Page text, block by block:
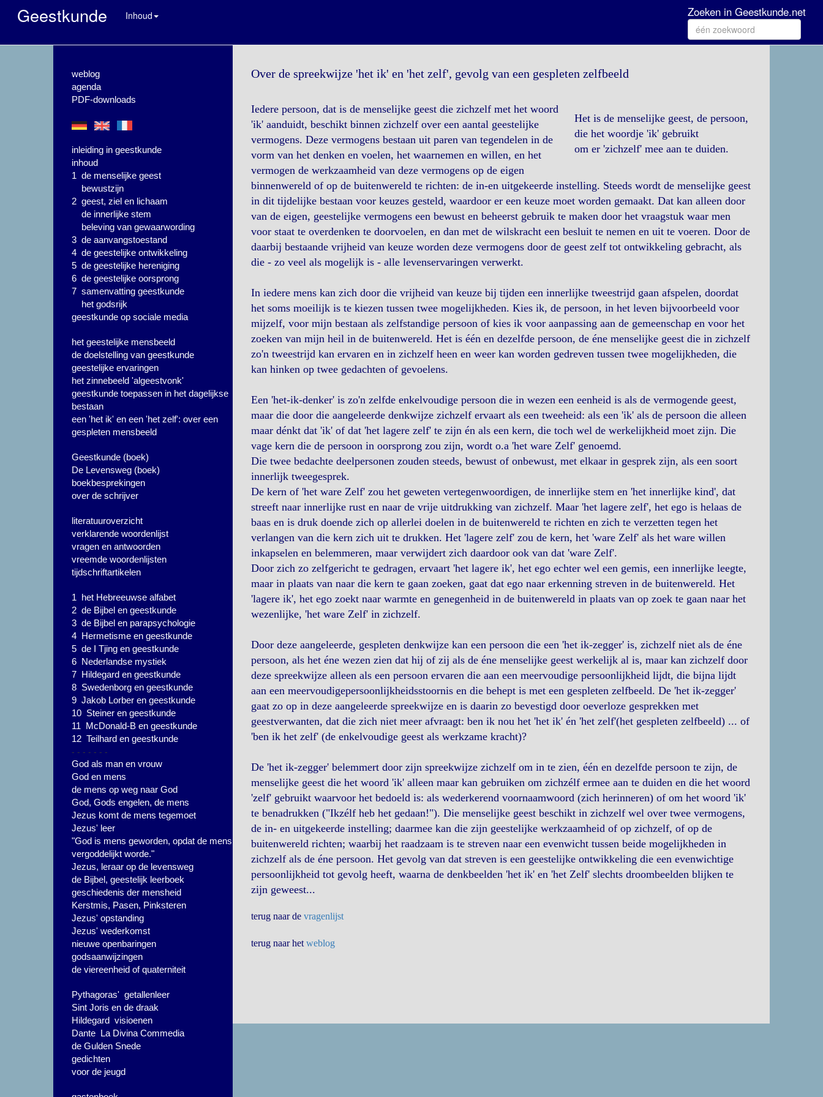
Geestkunde Inhoud Zoeken in Geestkunde.net
weblog
agenda
PDF-downloads
inleiding in geestkunde
inhoud
1 de menselijke geest
bewustzijn
2 geest, ziel en lichaam
de innerlijke stem
beleving van gewaarwording
3 de aanvangstoestand
4 de geestelijke ontwikkeling
5 de geestelijke hereniging
6 de geestelijke oorsprong
7 samenvatting geestkunde
het godsrijk
geestkunde op sociale media
het geestelijke mensbeeld
de doelstelling van geestkunde
geestelijke ervaringen
het zinnebeeld 'algeestvonk'
geestkunde toepassen in het dagelijkse
bestaan
een 'het ik' en een 'het zelf': over een
gespleten mensbeeld
Geestkunde (boek)
De Levensweg (boek)
boekbesprekingen
over de schrijver
literatuuroverzicht
verklarende woordenlijst
vragen en antwoorden
vreemde woordenlijsten
tijdschriftartikelen
1 het Hebreeuwse alfabet
2 de Bijbel en geestkunde
3 de Bijbel en parapsychologie
4 Hermetisme en geestkunde
5 de I Tjing en geestkunde
6 Nederlandse mystiek
7 Hildegard en geestkunde
8 Swedenborg en geestkunde
9 Jakob Lorber en geestkunde
10 Steiner en geestkunde
11 McDonald-B en geestkunde
12 Teilhard en geestkunde
- - - - - - -
God als man en vrouw
God en mens
de mens op weg naar God
God, Gods engelen, de mens
Jezus komt de mens tegemoet
Jezus' leer
"God is mens geworden, opdat de mens
vergoddelijkt worde."
Jezus, leraar op de levensweg
de Bijbel, geestelijk leerboek
geschiedenis der mensheid
Kerstmis, Pasen, Pinksteren
Jezus' opstanding
Jezus' wederkomst
nieuwe openbaringen
godsaanwijzingen
de viereenheid of quaterniteit
Pythagoras' getallenleer
Sint Joris en de draak
Hildegard visioenen
Dante La Divina Commedia
de Gulden Snede
gedichten
voor de jeugd
Over de spreekwijze 'het ik' en 'het zelf', gevolg van een gespleten zelfbeeld
Het is de menselijke geest, de persoon,
die het woordje 'ik' gebruikt
om er 'zichzelf' mee aan te duiden.
Iedere persoon, dat is de menselijke geest die zichzelf met het woord
'ik' aanduidt, beschikt binnen zichzelf over een aantal geestelijke
vermogens. Deze vermogens bestaan uit paren van tegendelen in de
vorm van het denken en voelen, het waarnemen en willen, en het
vermogen de werkzaamheid van deze vermogens op de eigen
binnenwereld of op de buitenwereld te richten: de in-en uitgekeerde instelling. Steeds wordt de menselijke geest
in dit tijdelijke bestaan voor keuzes gesteld, waardoor er een keuze moet worden gemaakt. Dat kan alleen door
van de eigen, geestelijke vermogens een bewust en beheerst gebruik te maken door het vraagstuk waar men
voor staat te overdenken te doorvoelen, en dan met de wilskracht een besluit te nemen en uit te voeren. Door de
daarbij bestaande vrijheid van keuze worden deze vermogens door de geest zelf tot ontwikkeling gebracht, als
die - zo veel als mogelijk is - alle levenservaringen verwerkt.
In iedere mens kan zich door die vrijheid van keuze bij tijden een innerlijke tweestrijd gaan afspelen, doordat
het soms moeilijk is te kiezen tussen twee mogelijkheden. Kies ik, de persoon, in het leven bijvoorbeeld voor
mijzelf, voor mijn bestaan als zelfstandige persoon of kies ik voor aanpassing aan de gemeenschap en voor het
zoeken van mijn heil in de buitenwereld. Het is één en dezelfde persoon, de éne menselijke geest die in zichzelf
zo'n tweestrijd kan ervaren en in zichzelf heen en weer kan worden gedreven tussen twee mogelijkheden, die
kan hinken op twee gedachten of gevoelens.
Een 'het-ik-denker' is zo'n zelfde enkelvoudige persoon die in wezen een eenheid is als de vermogende geest,
maar die door die aangeleerde denkwijze zichzelf ervaart als een tweeheid: als een 'ik' als de persoon die alleen
maar dénkt dat 'ik' of dat 'het lagere zelf' te zijn én als een kern, die toch wel de werkelijkheid moet zijn. Die
vage kern die de persoon in oorsprong zou zijn, wordt o.a 'het ware Zelf' genoemd.
Die twee bedachte deelpersonen zouden steeds, bewust of onbewust, met elkaar in gesprek zijn, als een soort
innerlijk tweegesprek.
De kern of 'het ware Zelf' zou het geweten vertegenwoordigen, de innerlijke stem en 'het innerlijke kind', dat
streeft naar innerlijke rust en naar de vrije uitdrukking van zichzelf. Maar 'het lagere zelf', het ego is helaas de
baas en is druk doende zich op allerlei doelen in de buitenwereld te richten en zich te verzetten tegen het
verlangen van die kern zich uit te drukken. Het 'lagere zelf' zou de kern, het 'ware Zelf' als het ware willen
inkapselen en belemmeren, maar verwijdert zich daardoor ook van dat 'ware Zelf'.
Door zich zo zelfgericht te gedragen, ervaart 'het lagere ik', het ego echter wel een gemis, een innerlijke leegte,
maar in plaats van naar die kern te gaan zoeken, gaat dat ego naar erkenning streven in de buitenwereld. Het
'lagere ik', het ego zoekt naar warmte en genegenheid in de buitenwereld in plaats van op zoek te gaan naar het
wezenlijke, 'het ware Zelf' in zichzelf.
Door deze aangeleerde, gespleten denkwijze kan een persoon die een 'het ik-zegger' is, zichzelf niet als de éne
persoon, als het éne wezen zien dat hij of zij als de éne menselijke geest werkelijk al is, maar kan zichzelf door
deze spreekwijze alleen als een persoon ervaren die aan een meervoudige persoonlijkheid lijdt, die bijna lijdt
aan een meervoudigepersoonlijkheidsstoornis en die behept is met een gespleten zelfbeeld. De 'het ik-zegger'
gaat zo op in deze aangeleerde spreekwijze en is daarin zo bevestigd door oeverloze gesprekken met
geestverwanten, dat die zich niet meer afvraagt: ben ik nou het 'het ik' én 'het zelf'(het gespleten zelfbeeld) ... of
'ben ik het zelf' (de enkelvoudige geest als werkzame kracht)?
De 'het ik-zegger' belemmert door zijn spreekwijze zichzelf om in te zien, één en dezelfde persoon te zijn, de
menselijke geest die het woord 'ik' alleen maar kan gebruiken om zichzélf ermee aan te duiden en die het woord
'zelf' gebruikt waarvoor het bedoeld is: als wederkerend voornaamwoord (zich herinneren) of om het woord 'ik'
te benadrukken ("Ikzélf heb het gedaan!"). Die menselijke geest beschikt in zichzelf wel over twee vermogens,
de in- en uitgekeerde instelling; daarmee kan die zijn geestelijke werkzaamheid of op zichzelf, of op de
buitenwereld richten; waarbij het raadzaam is te streven naar een evenwicht tussen beide mogelijkheden in
zichzelf als de éne persoon. Het gevolg van dat streven is een geestelijke ontwikkeling die een evenwichtige
persoonlijkheid tot gevolg heeft, waarna de denkbeelden 'het ik' en 'het Zelf' slechts droombeelden blijken te
zijn geweest...
terug naar de vragenlijst
terug naar het weblog